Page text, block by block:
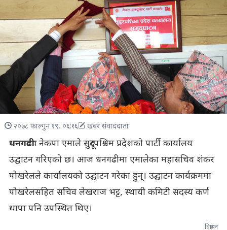
२०७८ फाल्गुन १९, ०६:१६ खबर संवाददाता
धनगढीःनेकपा एमाले सुदूरपश्चिम प्रदेशको पार्टी कार्यालय
उद्घाटन गरिएको छ। आज धनगढीमा एमालेका महासचिव शंकर
पोखरेलले कार्यालयको उद्घाटन गरेका हुन्। उद्घाटन कार्यक्रममा
पोखरेलसहित सचिव लेखराज भट्ट, स्थायी कमिटी सदस्य कर्ण
थापा पनि उपस्थित थिए।
विज्ञापन